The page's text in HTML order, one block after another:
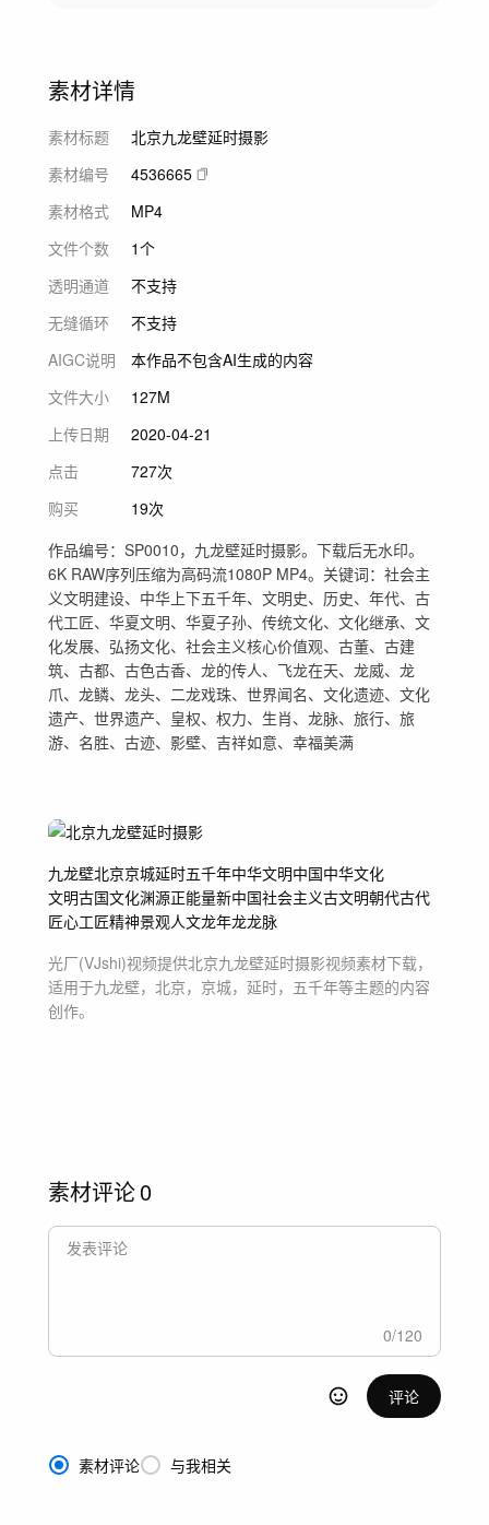
素材详情
素材标题
北京九龙壁延时摄影
素材编号
4536665
素材格式
MP4
文件个数
1个
透明通道
不支持
无缝循环
不支持
AIGC说明
本作品不包含AI生成的内容
文件大小
127M
上传日期
2020-04-21
点击
727次
购买
19次
作品编号：SP0010，九龙壁延时摄影。下载后无水印。
6K RAW序列压缩为高码流1080P MP4。关键词：社会主
义文明建设、中华上下五千年、文明史、历史、年代、古
代工匠、华夏文明、华夏子孙、传统文化、文化继承、文
化发展、弘扬文化、社会主义核心价值观、古董、古建
筑、古都、古色古香、龙的传人、飞龙在天、龙威、龙
爪、龙鳞、龙头、二龙戏珠、世界闻名、文化遗迹、文化
遗产、世界遗产、皇权、权力、生肖、龙脉、旅行、旅
游、名胜、古迹、影壁、吉祥如意、幸福美满
九龙壁北京京城延时五千年中华文明中国中华文化
文明古国文化渊源正能量新中国社会主义古文明朝代古代
匠心工匠精神景观人文龙年龙龙脉
光厂(VJshi)视频提供北京九龙壁延时摄影视频素材下载，
适用于九龙壁，北京，京城，延时，五千年等主题的内容
创作。
素材评论0
0/120
评论
素材评论 与我相关